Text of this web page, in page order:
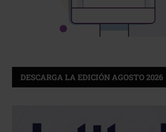
DESCARGA LA EDICIÓN AGOSTO 2026